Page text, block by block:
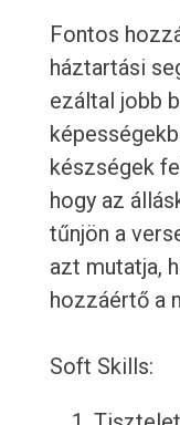
Fontos
háztartási
ezáltal jobb
készségek
hogy az
tűnjön a
azt mutatja,
hozzáértő a
Soft Skills: